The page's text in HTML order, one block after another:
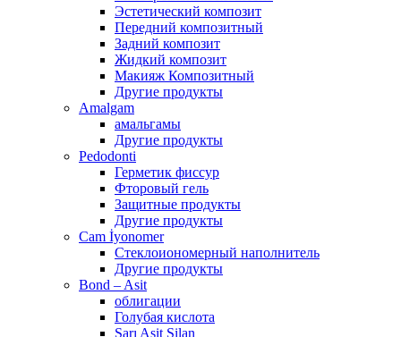
Эстетический композит
Передний композитный
Задний композит
Жидкий композит
Макияж Композитный
Другие продукты
Amalgam
амальгамы
Другие продукты
Pedodonti
Герметик фиссур
Фторовый гель
Защитные продукты
Другие продукты
Cam İyonomer
Стеклоиономерный наполнитель
Другие продукты
Bond – Asit
облигации
Голубая кислота
Sarı Asit Silan